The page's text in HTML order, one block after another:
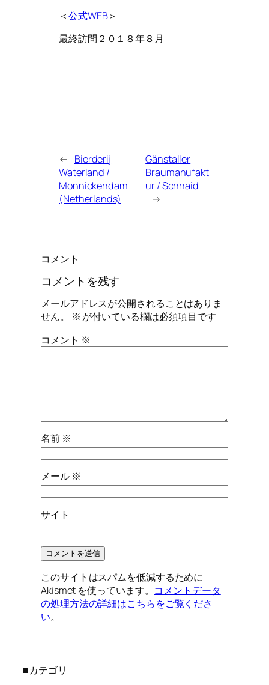
＜公式WEB＞
最終訪問２０１８年８月
← Bierderij
Waterland /
Monnickendam
(Netherlands)
Gänstaller
Braumanufakt
ur / Schnaid
→
コメント
コメントを残す
メールアドレスが公開されることはありま
せん。
※が付いている欄は必須項目です
コメント ※
名前 ※
メール ※
サイト
このサイトはスパムを低減するために
Akismet を使っています。 コメントデータ
の処理方法の詳細はこちらをご覧くださ
い。
■カテゴリ